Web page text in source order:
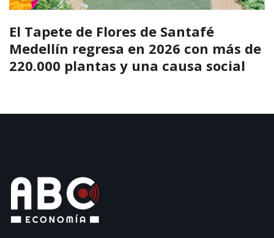
El silletero marioneta gigante de Los
Molinos impulsa el turismo y la
economía cultural durante la Feria